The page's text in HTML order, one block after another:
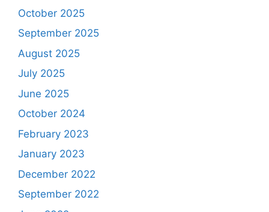
October 2025
September 2025
August 2025
July 2025
June 2025
October 2024
February 2023
January 2023
December 2022
September 2022